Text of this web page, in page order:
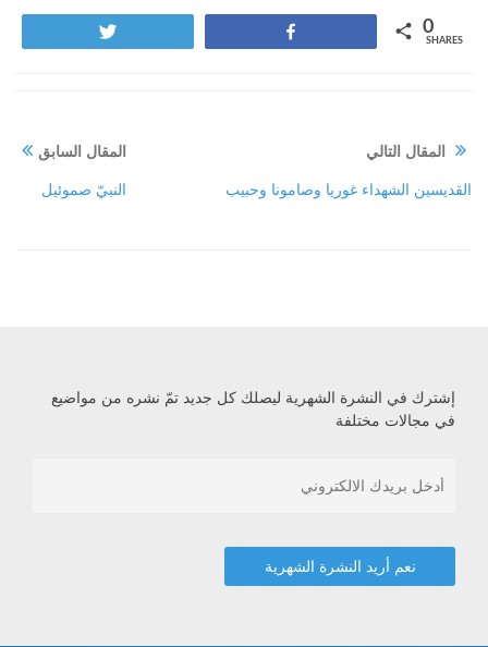
0
SHARES
المقال السابق
النبيّ صموئيل
المقال التالي
القديسين الشهداء غوريا وصامونا وحبيب
إشترك في النشرة الشهرية ليصلك كل جديد تمّ نشره من مواضيع
في مجالات مختلفة